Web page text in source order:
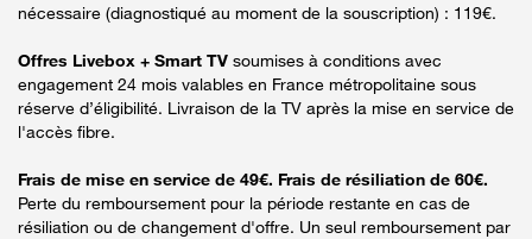
nécessaire (diagnostiqué au moment de la souscription) : 119€.
Offres Livebox + Smart TV soumises à conditions avec
engagement 24 mois valables en France métropolitaine sous
réserve d’éligibilité. Livraison de la TV après la mise en service de
l'accès fibre.
Frais de mise en service de 49€. Frais de résiliation de 60€.
Perte du remboursement pour la période restante en cas de
résiliation ou de changement d'offre. Un seul remboursement par